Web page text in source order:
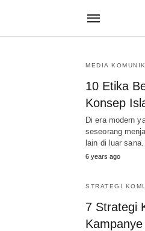
MEDIA
10 Etika
Konsep
Di era modern
seseorang
lain di luar
6 years ago
STRATEGI
7 Strategi
Kampanye